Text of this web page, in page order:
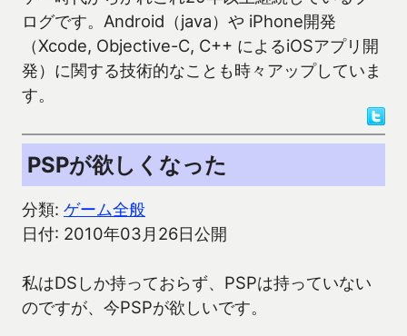
ログです。Android（java）や iPhone開発
（Xcode, Objective-C, C++ によるiOSアプリ開
発）に関する技術的なことも時々アップしていま
す。
PSPが欲しくなった
分類: ゲーム全般
日付: 2010年03月26日公開
私はDSしか持っておらず、PSPは持っていない
のですが、今PSPが欲しいです。